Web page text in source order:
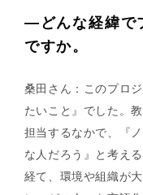
—どんな経緯で
ですか。
桑田さん：このプロ
たいこと』でした。
担当するなかで、『
な人だろう』と考え
経て、環境や組織が